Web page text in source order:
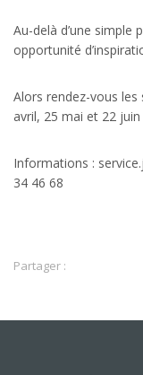
Au-delà d’une simple
opportunité
Alors rendez-vous
avril, 25 mai et 22
Informations :
34 46 68
Partager :